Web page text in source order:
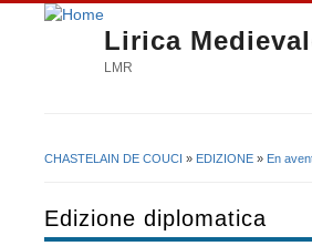
Lirica
LMR
CHASTELAIN DE COUCI » EDIZIONE » En
Edizione diplomatica